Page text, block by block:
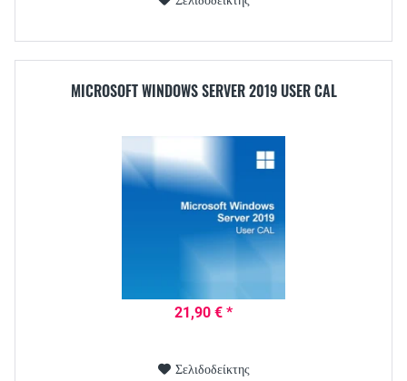
MICROSOFT WINDOWS SERVER 2019 USER CAL
21,90 € *
Σελιδοδείκτης